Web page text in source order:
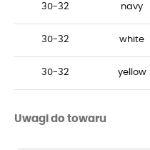
30-32 navy
30-32 white
30-32 yellow
Uwagi do towaru